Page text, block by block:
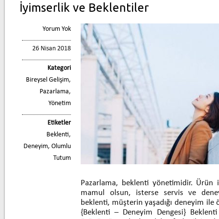
İyimserlik ve Beklentiler
Yorum Yok
26 Nisan 2018
Kategori
Bireysel Gelişim,
Pazarlama,
Yönetim
Etiketler
Beklenti,
Deneyim, Olumlu
Tutum
Pazarlama, beklenti yönetimidir.
mamul olsun, isterse servis ve
beklenti, müşterin yaşadığı deneyim
{Beklenti – Deneyim Dengesi}